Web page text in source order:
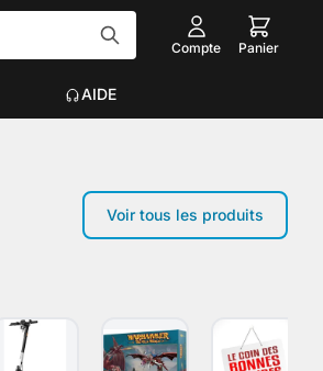
Compte Panier
AIDE
ACCESSOIRES INFORMATIQUE
Voir tous les produits